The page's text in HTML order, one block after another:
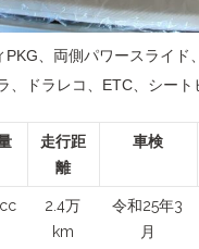
PKG、両側パワースライド
、ドラレコ、ETC、シート
走行距
離
車検
2.4万
km
令和25年3
月